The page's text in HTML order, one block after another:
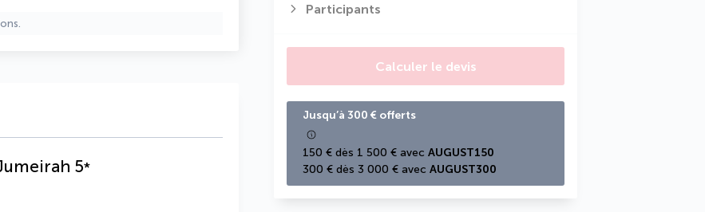
Participants
Calculer le devis
Jusqu’à 300 € offerts
150 € dès 1 500 € avec AUGUST150
300 € dès 3 000 € avec AUGUST300
5*